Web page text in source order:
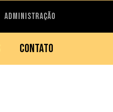
ADMINISTRAÇÃO
CONTATO